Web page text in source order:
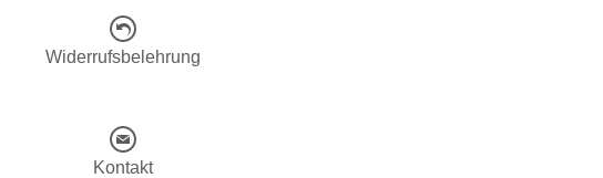
Widerrufsbelehrung
Kontakt